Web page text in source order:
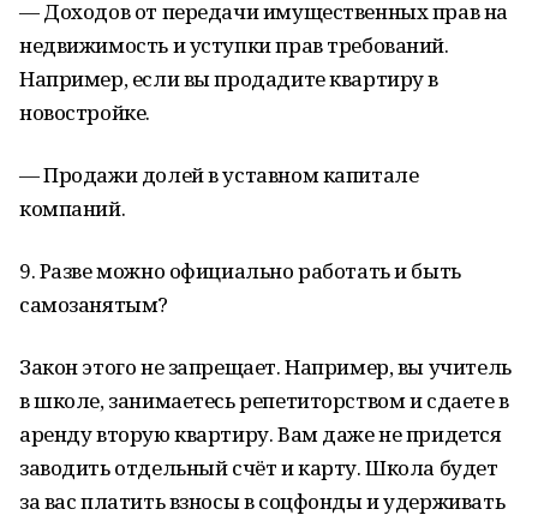
— Доходов от передачи имущественных прав на
недвижимость и уступки прав требований.
Например, если вы продадите квартиру в
новостройке.
— Продажи долей в уставном капитале
компаний.
9. Разве можно официально работать и быть
самозанятым?
Закон этого не запрещает. Например, вы учитель
в школе, занимаетесь репетиторством и сдаете в
аренду вторую квартиру. Вам даже не придется
заводить отдельный счёт и карту. Школа будет
за вас платить взносы в соцфонды и удерживать